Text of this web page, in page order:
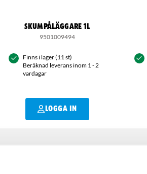
SKUMPÅLÄGGARE 1L
9501009494
Finns i lager (11 st)
Beräknad leverans inom 1 - 2
vardagar
LOGGA IN